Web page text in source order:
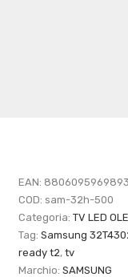
EAN: 8806095969893
COD:sam-32h-500
Categoria:TV LED
Tag:Samsung
ready t2,tv
Marchio:SAMSUNG